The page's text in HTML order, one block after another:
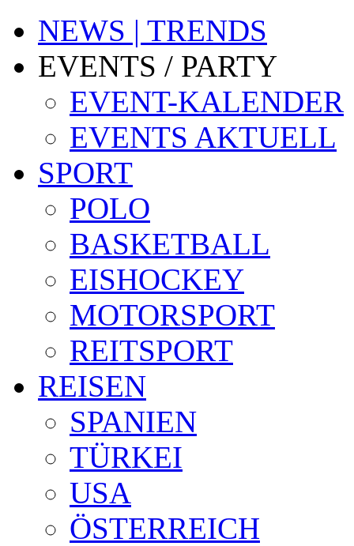
NEWS | TRENDS
EVENTS / PARTY
EVENT-KALENDER
EVENTS AKTUELL
SPORT
POLO
BASKETBALL
EISHOCKEY
MOTORSPORT
REITSPORT
REISEN
SPANIEN
TÜRKEI
USA
ÖSTERREICH